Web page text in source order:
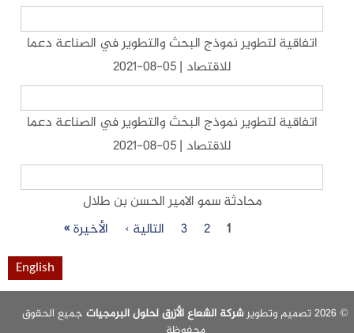
اتفاقية لتطوير نموذج البحث والتطوير في الصناعة دعما
للاقتصاد | 05-08-2021
اتفاقية لتطوير نموذج البحث والتطوير في الصناعة دعما
للاقتصاد | 05-08-2021
محادثة سمو الامير الحسن بن طلال
2
3 التالية › الأخيرة »
English
شركة الشعاع الأزرق لحلول البرمجياتجميع الحقوق